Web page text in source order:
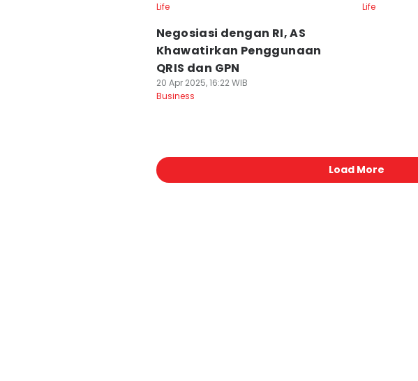
Life
Life
Negosiasi dengan RI, AS
Khawatirkan Penggunaan
QRIS dan GPN
20 Apr 2025, 16:22 WIB
Business
Load More